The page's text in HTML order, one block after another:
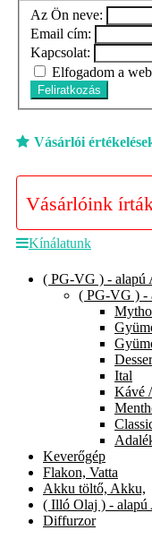
Az Ön neve:
Email cím:
Kapcsolat:
Elfogadom a
Feliratkozás
Vásárlói
Vásárlóink
Kínálatunk
( PG-VG ) - alapú
( PG-VG ) -
Ital
Kávé
Keverőgép
Flakon, Vatta
Akku töltő, Akku,
( Illó Olaj ) - alapú
Diffurzor